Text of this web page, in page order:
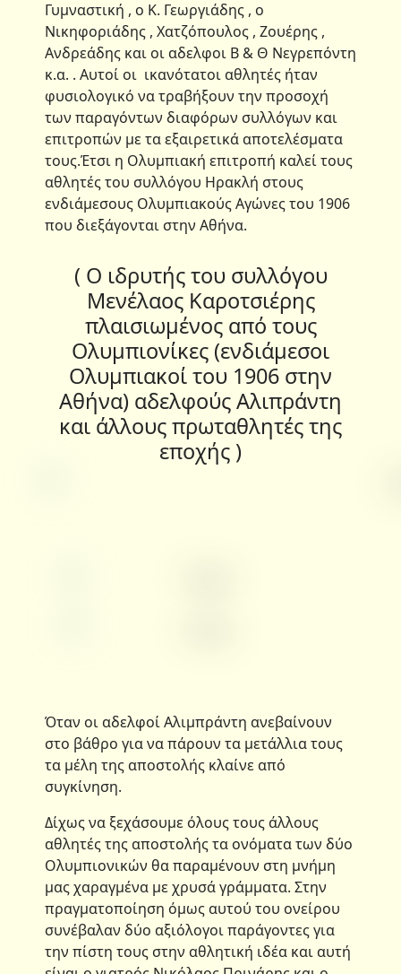
Γυμναστική , ο Κ. Γεωργιάδης , ο
Νικηφοριάδης , Χατζόπουλος , Ζουέρης ,
Ανδρεάδης και οι αδελφοι Β & Θ Νεγρεπόντη
κ.α. . Αυτοί οι ικανότατοι αθλητές ήταν
φυσιολογικό να τραβήξουν την προσοχή
των παραγόντων διαφόρων συλλόγων και
επιτροπών με τα εξαιρετικά αποτελέσματα
τους.Έτσι η Ολυμπιακή επιτροπή καλεί τους
αθλητές του συλλόγου Ηρακλή στους
ενδιάμεσους Ολυμπιακούς Αγώνες του 1906
που διεξάγονται στην Αθήνα.
( Ο ιδρυτής του συλλόγου
Μενέλαος Καροτσιέρης
πλαισιωμένος από τους
Ολυμπιονίκες (ενδιάμεσοι
Ολυμπιακοί του 1906 στην
Αθήνα) αδελφούς Αλιπράντη
και άλλους πρωταθλητές της
εποχής )
Όταν οι αδελφοί Αλιμπράντη ανεβαίνουν
στο βάθρο για να πάρουν τα μετάλλια τους
τα μέλη της αποστολής κλαίνε από
συγκίνηση.
Δίχως να ξεχάσουμε όλους τους άλλους
αθλητές της αποστολής τα ονόματα των δύο
Ολυμπιονικών θα παραμένουν στη μνήμη
μας χαραγμένα με χρυσά γράμματα. Στην
πραγματοποίηση όμως αυτού του ονείρου
συνέβαλαν δύο αξιόλογοι παράγοντες για
την πίστη τους στην αθλητική ιδέα και αυτή